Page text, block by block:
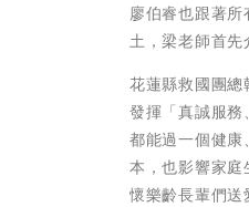
廖伯睿也跟著
土，梁老師首先
花蓮縣救國團
發揮「真誠服
都能過一個健
本，也影響家
懷樂齡長輩們